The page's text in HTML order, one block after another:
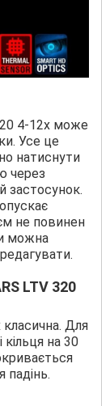
4-12x може
Усе це
натиснути
через
застосунок.
не повинен
можна
LTV 320
класична. Для
на 30
падінь.